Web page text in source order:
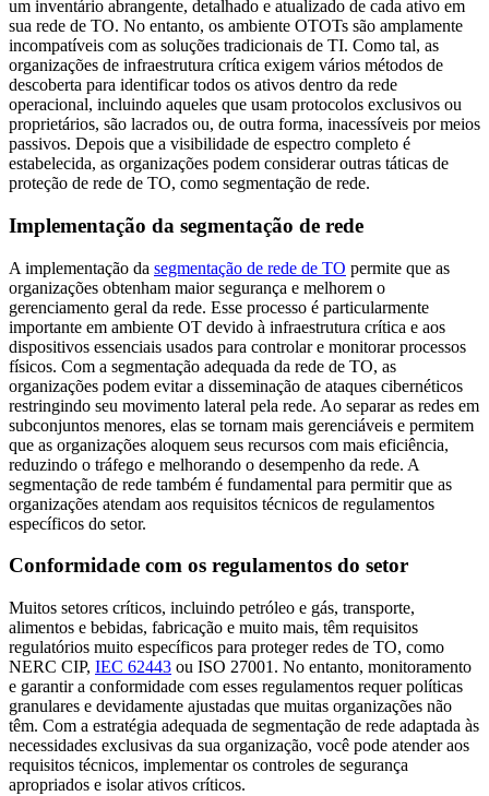
um inventário abrangente, detalhado e atualizado de cada ativo em
sua rede de TO. No entanto, os ambiente OTOTs são amplamente
incompatíveis com as soluções tradicionais de TI. Como tal, as
organizações de infraestrutura crítica exigem vários métodos de
descoberta para identificar todos os ativos dentro da rede
operacional, incluindo aqueles que usam protocolos exclusivos ou
proprietários, são lacrados ou, de outra forma, inacessíveis por meios
passivos. Depois que a visibilidade de espectro completo é
estabelecida, as organizações podem considerar outras táticas de
proteção de rede de TO, como segmentação de rede.
Implementação da segmentação de rede
A implementação da segmentação de rede de TO permite que as
organizações obtenham maior segurança e melhorem o
gerenciamento geral da rede. Esse processo é particularmente
importante em ambiente OT devido à infraestrutura crítica e aos
dispositivos essenciais usados para controlar e monitorar processos
físicos. Com a segmentação adequada da rede de TO, as
organizações podem evitar a disseminação de ataques cibernéticos
restringindo seu movimento lateral pela rede. Ao separar as redes em
subconjuntos menores, elas se tornam mais gerenciáveis e permitem
que as organizações aloquem seus recursos com mais eficiência,
reduzindo o tráfego e melhorando o desempenho da rede. A
segmentação de rede também é fundamental para permitir que as
organizações atendam aos requisitos técnicos de regulamentos
específicos do setor.
Conformidade com os regulamentos do setor
Muitos setores críticos, incluindo petróleo e gás, transporte,
alimentos e bebidas, fabricação e muito mais, têm requisitos
regulatórios muito específicos para proteger redes de TO, como
NERC CIP, IEC 62443 ou ISO 27001. No entanto, monitoramento
e garantir a conformidade com esses regulamentos requer políticas
granulares e devidamente ajustadas que muitas organizações não
têm. Com a estratégia adequada de segmentação de rede adaptada às
necessidades exclusivas da sua organização, você pode atender aos
requisitos técnicos, implementar os controles de segurança
apropriados e isolar ativos críticos.